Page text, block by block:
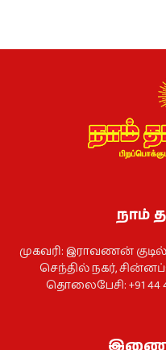
நாம்
முகவரி: இராவணன்
செந்தில் நகர்,
தொலைபேசி: +91 44